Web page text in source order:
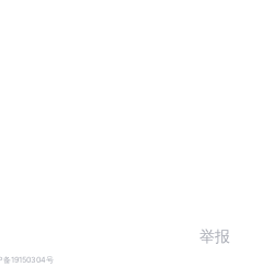
备19150304号
举报